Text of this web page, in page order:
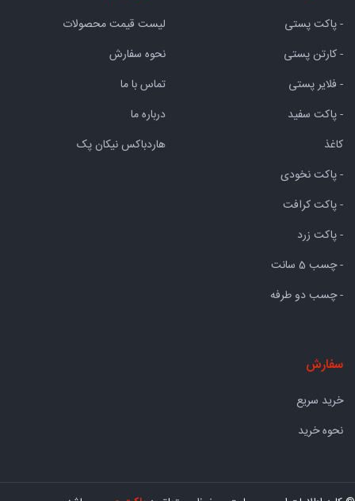
- پاکت پستی
- کارتن پستی
- فلایر پستی
- پاکت سفید
کاغذ
- پاکت نخودی
- پاکت کرافت
- پاکت زرد
- چسب 5 سانت
- چسب دو طرفه
لیست قیمت محصولات
نحوه سفارش
تماس با ما
درباره ما
هاردباکس نیکان پک
سفارش
خرید سریع
نحوه خرید